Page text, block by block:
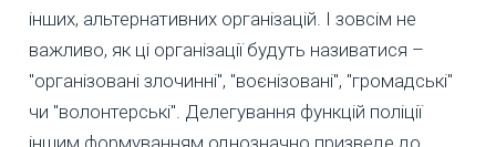
інших, альтернативних організацій. І зовсім не
важливо, як ці організації будуть називатися –
"організовані злочинні", "воєнізовані", "громадські"
чи "волонтерські". Делегування функцій поліції
іншим формуванням однозначно призведе до